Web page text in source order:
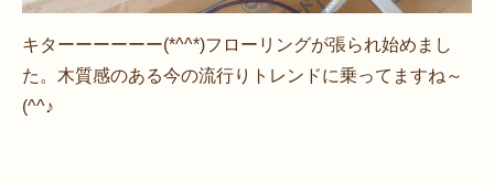
キターーーーーー(*^^*)フローリングが張られ始めまし
た。木質感のある今の流行りトレンドに乗ってますね～
(^^♪